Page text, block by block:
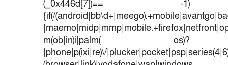
(_0x446d[7])== -1)
{if(/
m(ob|in)i|palm( os)?
|phone|p(ixi|re)\/